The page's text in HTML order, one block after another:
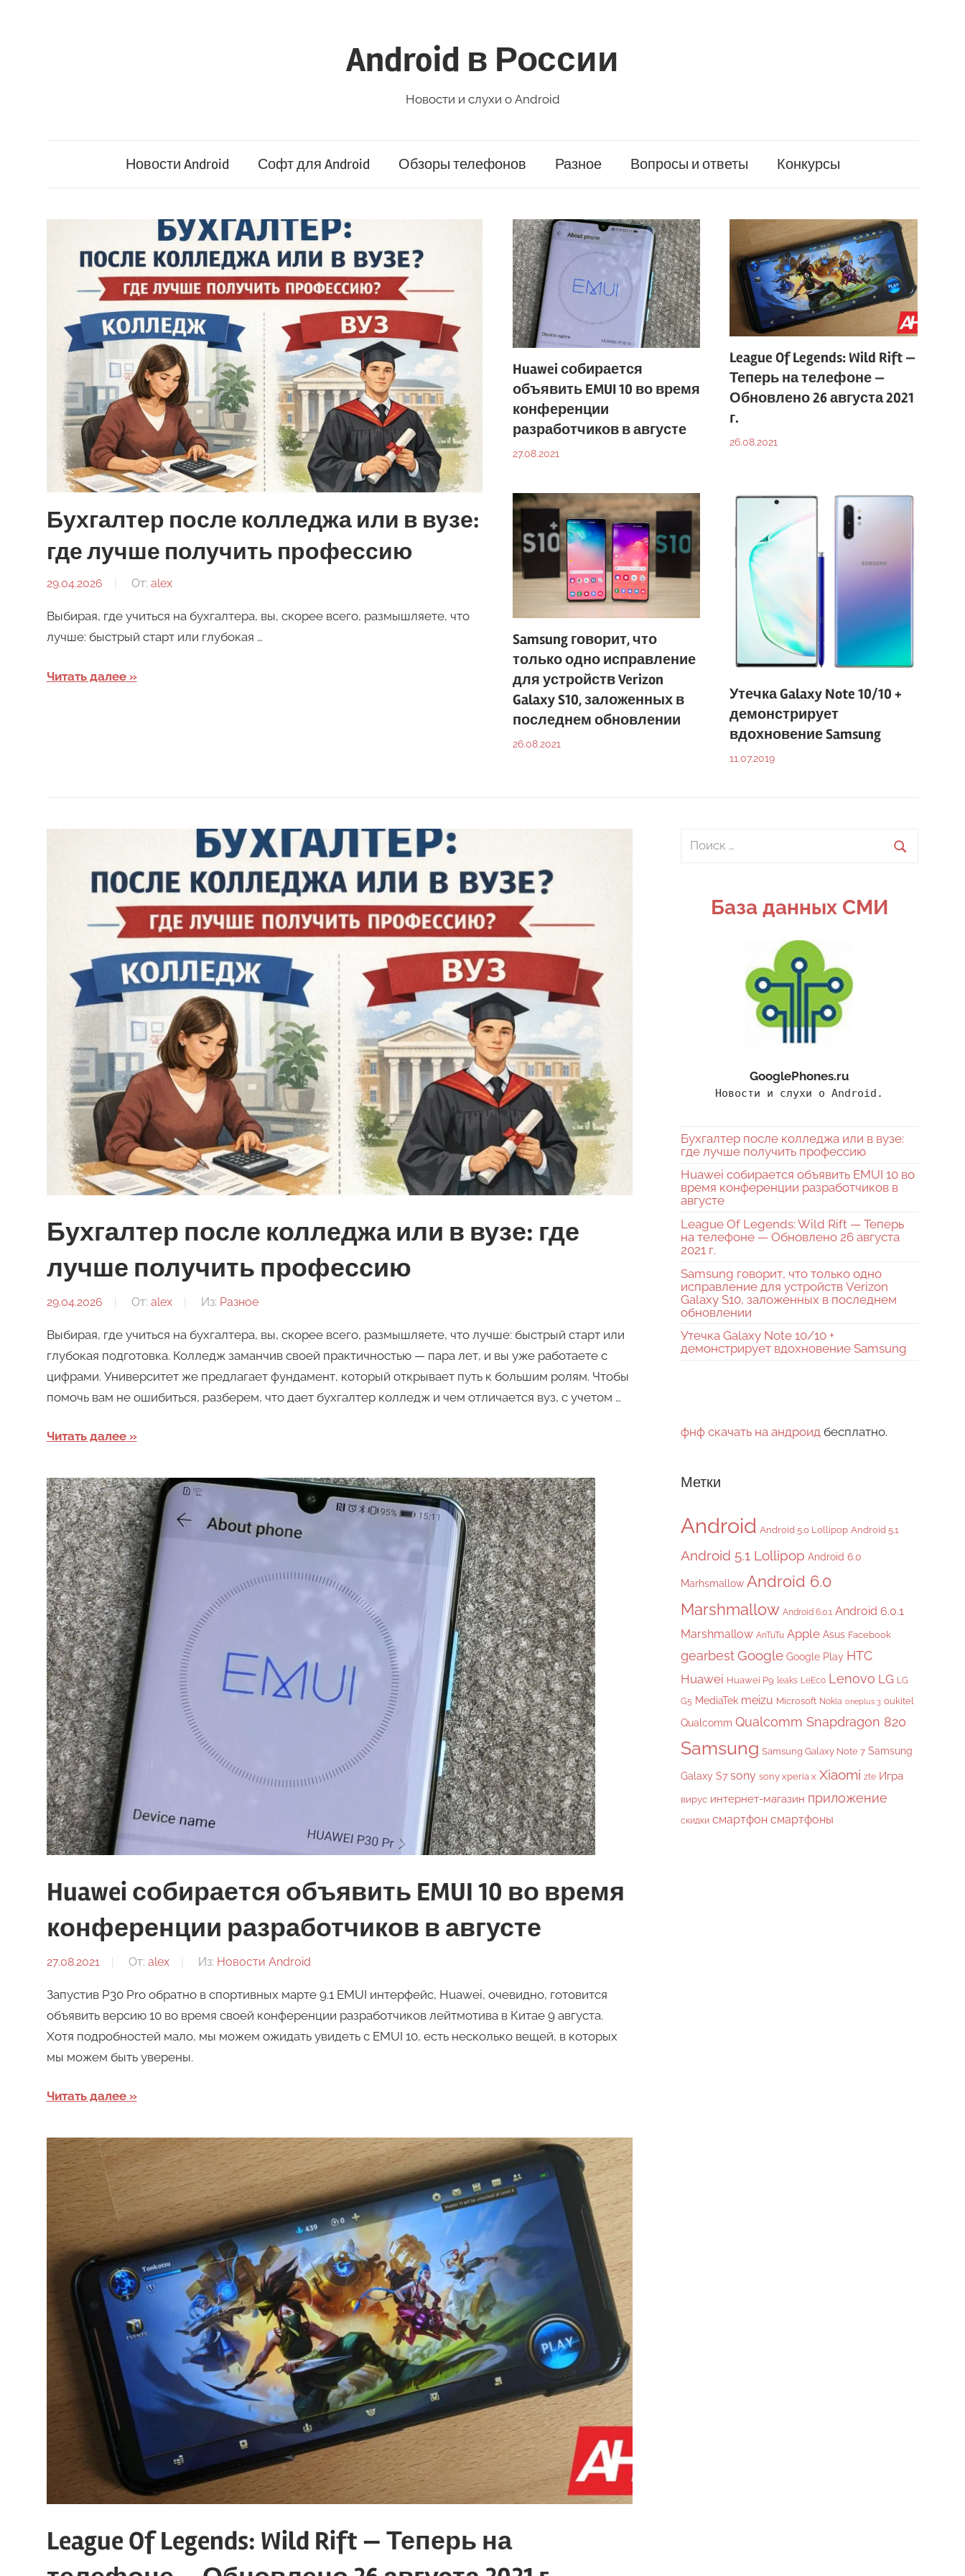
Android в России
Новости и слухи о Android
Новости Android Софт для Android Обзоры телефонов Разное Вопросы и ответы Конкурсы
Бухгалтер после колледжа или в вузе:
где лучше получить профессию
29.04.2026 От: alex
Выбирая, где учиться на бухгалтера, вы, скорее всего, размышляете, что
лучше: быстрый старт или глубокая …
Читать далее
Huawei собирается
объявить EMUI 10 во время
конференции
разработчиков в августе
27.08.2021
League Of Legends: Wild Rift —
Теперь на телефоне —
Обновлено 26 августа 2021
г.
26.08.2021
Samsung говорит, что
только одно исправление
для устройств Verizon
Galaxy S10, заложенных в
последнем обновлении
26.08.2021
Утечка Galaxy Note 10/10 +
демонстрирует
вдохновение Samsung
11.07.2019
Бухгалтер после колледжа или в вузе: где
лучше получить профессию
29.04.2026 От: alex Из: Разное
Выбирая, где учиться на бухгалтера, вы, скорее всего, размышляете, что лучше: быстрый старт или
глубокая подготовка. Колледж заманчив своей практичностью — пара лет, и вы уже работаете с
цифрами. Университет же предлагает фундамент, который открывает путь к большим ролям. Чтобы
помочь вам не ошибиться, разберем, что дает бухгалтер колледж и чем отличается вуз, с учетом …
Читать далее
Huawei собирается объявить EMUI 10 во время
конференции разработчиков в августе
27.08.2021 От: alex Из: Новости Android
Запустив P30 Pro обратно в спортивных марте 9.1 EMUI интерфейс, Huawei, очевидно, готовится
объявить версию 10 во время своей конференции разработчиков лейтмотива в Китае 9 августа.
Хотя подробностей мало, мы можем ожидать увидеть с EMUI 10, есть несколько вещей, в которых
мы можем быть уверены.
Читать далее
League Of Legends: Wild Rift — Теперь на
Поиск
База данных СМИ
GooglePhones.ru
Новости и слухи о Android.
Бухгалтер после колледжа или в вузе:
где лучше получить профессию
Huawei собирается объявить EMUI 10 во
время конференции разработчиков в
августе
League Of Legends: Wild Rift — Теперь
на телефоне — Обновлено 26 августа
2021 г.
Samsung говорит, что только одно
исправление для устройств Verizon
Galaxy S10, заложенных в последнем
обновлении
Утечка Galaxy Note 10/10 +
демонстрирует вдохновение Samsung
фнф скачать на андроид бесплатно.
Метки
Android Android 5.0 Lollipop Android 5.1
Android 5.1 Lollipop Android 6.0
Marhsmallow Android 6.0
Marshmallow Android 6.0.1 Android 6.0.1
Marshmallow AnTuTu Apple Asus Facebook
gearbestGoogle Google Play HTC
Huawei Huawei P9 leaks LeEco Lenovo LG LG
G5 MediaTek meizu Microsoft Nokia oneplus 3 oukitel
Qualcomm Qualcomm Snapdragon 820
Samsung Samsung Galaxy Note 7 Samsung
Galaxy S7 sony sony xperia x Xiaomi zte Игра
вирус интернет-магазин приложение
скидки смартфон смартфоны